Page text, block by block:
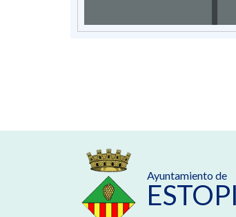
Ayuntamiento de